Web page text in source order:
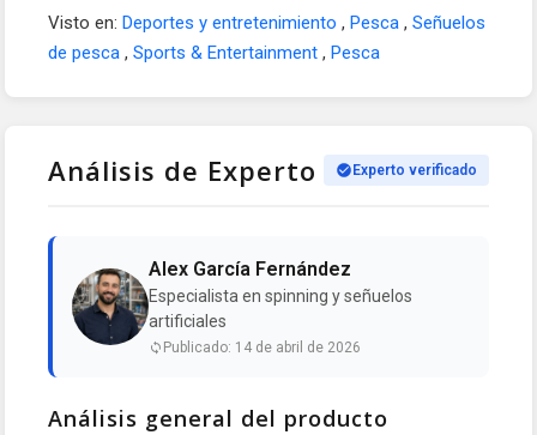
Visto en: Deportes y entretenimiento , Pesca , Señuelos
de pesca , Sports & Entertainment , Pesca
Análisis de Experto Experto verificado
Alex García Fernández
Especialista en spinning y señuelos
artificiales
Publicado: 14 de abril de 2026
Análisis general del producto